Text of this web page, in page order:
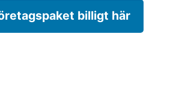
billigt här